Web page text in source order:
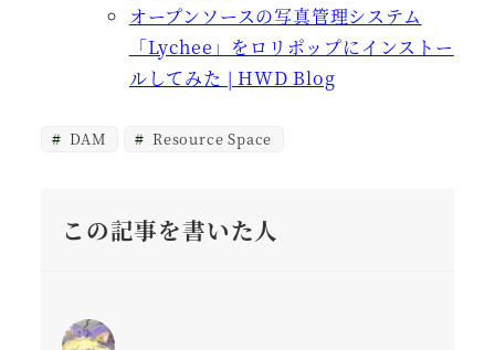
オープンソースの写真管理システム
「Lychee」をロリポップにインストー
ルしてみた | HWD Blog
DAM Resource Space
この記事を書いた人